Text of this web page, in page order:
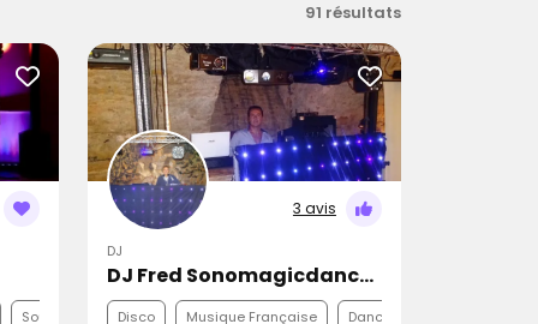
91 résultats
Soul
3 avis
DJ
DJ Fred Sonomagicdance Animation
Disco Musique Française Dance